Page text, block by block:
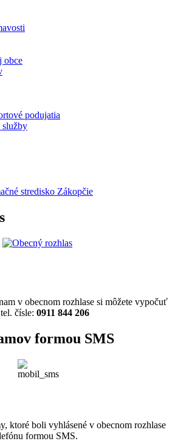
obce
podujatia
služby
stredisko Zákopčie
v obecnom rozhlase si môžete vypočuť
čísle: 0911 844 206
formou SMS
ktoré boli vyhlásené v obecnom rozhlase
formou SMS.